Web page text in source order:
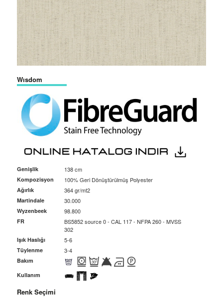
Wısdom
Genişlik 138 cm
Kompozisyon 100% Geri Dönüştürülmüş Polyester
Ağırlık 364 gr/mt2
Martindale 30.000
Wyzenbeek 98.800
FR
BS5852 source 0 - CAL 117 - NFPA 260 - MVSS
302
Işık Haslığı 5-6
Tüylenme 3-4
Bakım
Kullanım
Renk Seçimi